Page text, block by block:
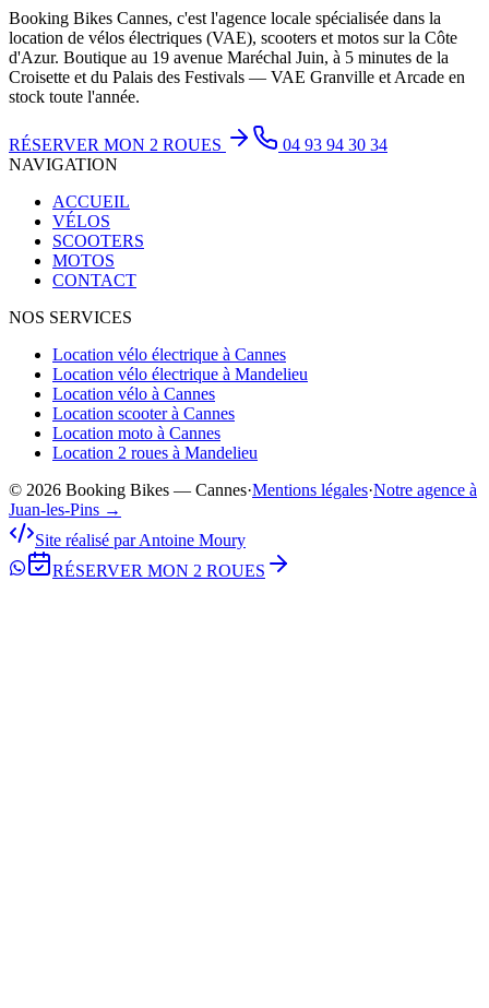
Booking Bikes Cannes, c'est l'agence locale spécialisée dans la
location de vélos électriques (VAE), scooters et motos sur la Côte
d'Azur. Boutique au 19 avenue Maréchal Juin, à 5 minutes de la
Croisette et du Palais des Festivals — VAE Granville et Arcade en
stock toute l'année.
RÉSERVER MON 2 ROUES
04 93 94 30 34
NAVIGATION
ACCUEIL
VÉLOS
SCOOTERS
MOTOS
CONTACT
NOS SERVICES
Location vélo électrique à Cannes
Location vélo électrique à Mandelieu
Location vélo à Cannes
Location scooter à Cannes
Location moto à Cannes
Location 2 roues à Mandelieu
© 2026 Booking Bikes — Cannes·Mentions légales·Notre agence à
Juan-les-Pins →
Site réalisé par Antoine Moury
RÉSERVER MON 2 ROUES